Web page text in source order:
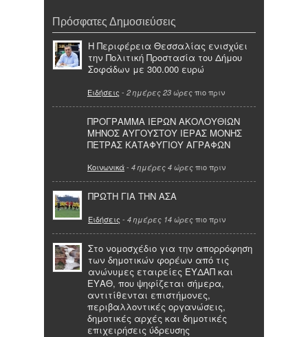
Πρόσφατες Δημοσιεύσεις
Η Περιφέρεια Θεσσαλίας ενισχύει
την Πολιτική Προστασία του Δήμου
Σοφάδων με 300.000 ευρώ
Ειδήσεις - 2 ημέρες 23 ώρες πιο πριν
ΠΡΟΓΡΑΜΜΑ ΙΕΡΩΝ ΑΚΟΛΟΥΘΙΩΝ
ΜΗΝΟΣ ΑΥΓΟΥΣΤΟΥ ΙΕΡΑΣ ΜΟΝΗΣ
ΠΕΤΡΑΣ ΚΑΤΑΦΥΓΙΟΥ ΑΓΡΑΦΩΝ
Κοινωνικά- 4 ημέρες 4 ώρες πιο πριν
ΠΡΩΤΗ ΓΙΑ ΤΗΝ ΑΣΑ
Ειδήσεις - 4 ημέρες 14 ώρες πιο πριν
Στο νομοσχέδιο για την απορρόφηση
των δημοτικών φορέων από τις
ανώνυμες εταιρείες ΕΥΔΑΠ και
ΕΥΑΘ, που ψηφίζεται σήμερα,
αντιτίθενται επιστήμονες,
περιβαλλοντικές οργανώσεις,
δημοτικές αρχές και δημοτικές
επιχειρήσεις ύδρευσης